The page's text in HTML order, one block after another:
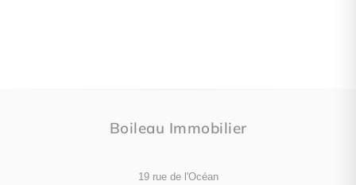
Boileau Immobilier
19 rue de l'Océan